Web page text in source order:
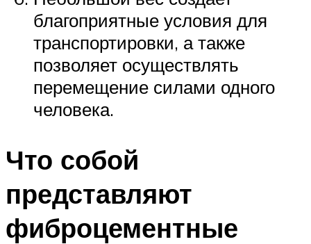
благоприятные условия для
транспортировки, а также
позволяет осуществлять
перемещение силами одного
человека.
Что собой
представляют
фиброцементные